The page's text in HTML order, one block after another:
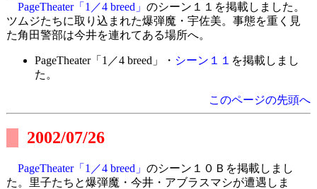
PageTheater「1／4 breed」 のシーン１１を掲載しました。
ツムジたちに取り込まれた爆弾魔・宇佐美。事態を重く見
た角田警部は今井を連れてある場所へ。
PageTheater「1／4 breed」・ シーン１１ を掲載しまし
た。
このページの先頭へ
2002/07/26
PageTheater「1／4 breed」 のシーン１０Ｂを掲載しまし
た。里子たちと爆弾魔・今井・アブラスマシが遭遇しま